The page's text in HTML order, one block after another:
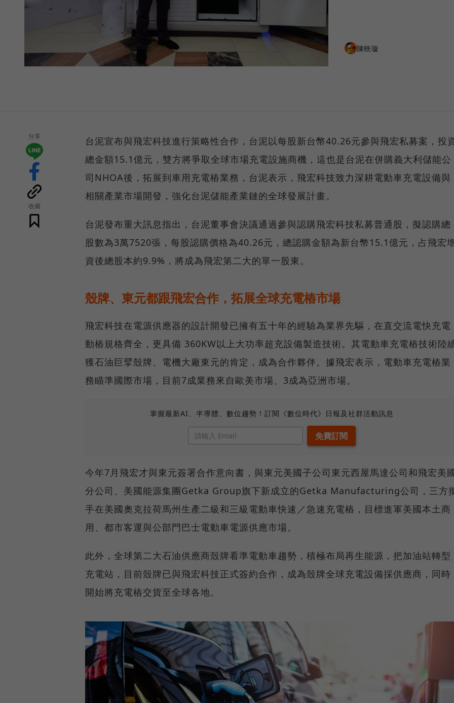
陳映璇
分享
收藏
台泥宣布與飛宏科技進行策略性合作，台泥以每股新台幣40.26元參與飛宏私募案，投
總金額15.1億元，雙方將爭取全球市場充電設施商機，這也是台泥在併購義大利儲能公
司NHOA後，拓展到車用充電樁業務，台泥表示，飛宏科技致力深耕電動車充電設備與
相關產業市場開發，強化台泥儲能產業鏈的全球發展計畫。
台泥發布重大訊息指出，台泥董事會決議通過參與認購飛宏科技私募普通股，擬認購總
股數為3萬7520張，每股認購價格為40.26元，總認購金額為新台幣15.1億元，占飛宏
資後總股本約9.9%，將成為飛宏第二大的單一股東。
殼牌、東元都跟飛宏合作，拓展全球充電樁市場
飛宏科技在電源供應器的設計開發已擁有五十年的經驗為業界先驅，在直交流電快充電
動樁規格齊全，更具備 360KW以上大功率超充設備製造技術。其電動車充電樁技術陸
獲石油巨擘殼牌、電機大廠東元的肯定，成為合作夥伴。據飛宏表示，電動車充電樁業
務瞄準國際市場，目前7成業務來自歐美市場、3成為亞洲市場。
掌握最新AI、半導體、數位趨勢！訂閱《數位時代》日報及社群活動訊息
今年7月飛宏才與東元簽署合作意向書，與東元美國子公司東元西屋馬達公司和飛宏美
分公司、美國能源集團Getka Group旗下新成立的Getka Manufacturing公司，三方
手在美國奧克拉荷馬州生產二級和三級電動車快速／急速充電樁，目標進軍美國本土商
用、都市客運與公部門巴士電動車電源供應市場。
此外，全球第二大石油供應商殼牌看準電動車趨勢，積極布局再生能源，把加油站轉型
充電站，目前殼牌已與飛宏科技正式簽約合作，成為殼牌全球充電設備採供應商，同時
開始將充電樁交貨至全球各地。